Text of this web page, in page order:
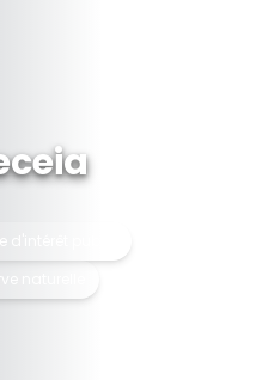
d'intérêt public
naturelle